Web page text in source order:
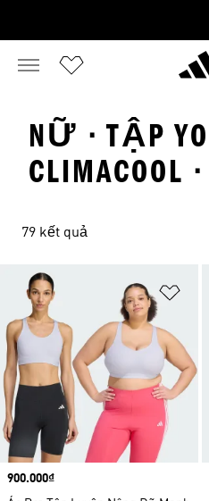
NỮ · TẬP
CLIMACOOL
79 kết quả
Price
900.000₫